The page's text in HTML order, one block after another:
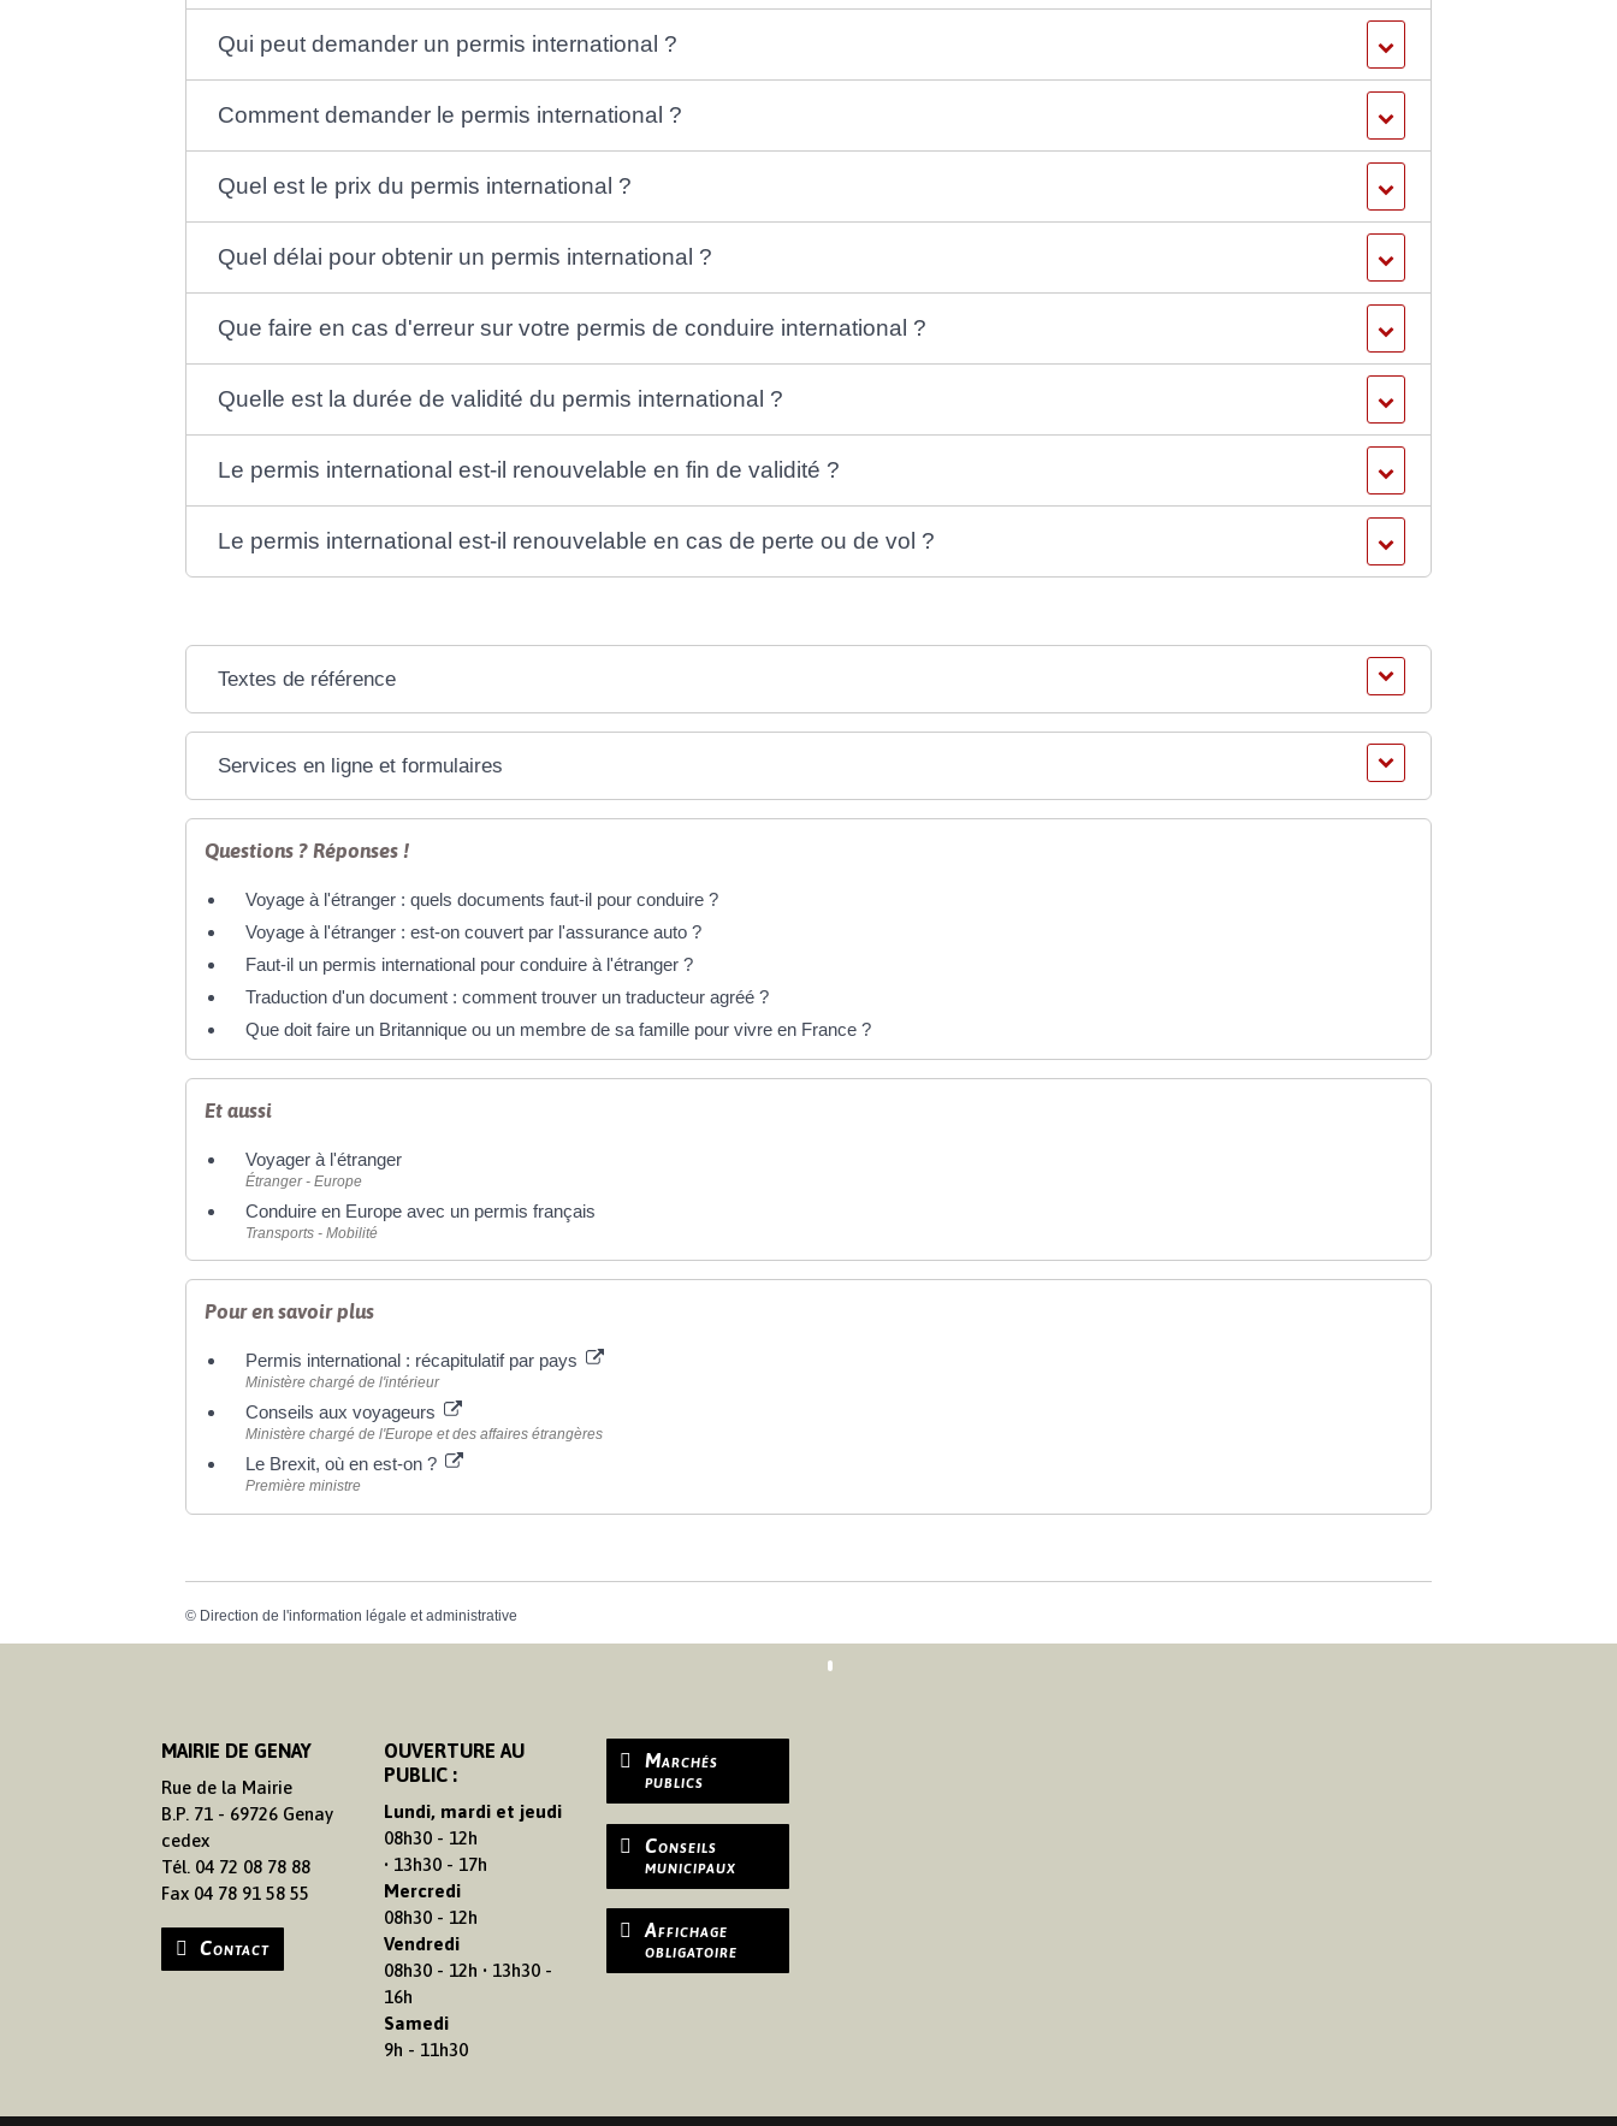
Qui peut demander un permis international ?
Comment demander le permis international ?
Quel est le prix du permis international ?
Quel délai pour obtenir un permis international ?
Que faire en cas d'erreur sur votre permis de conduire international ?
Quelle est la durée de validité du permis international ?
Le permis international est-il renouvelable en fin de validité ?
Le permis international est-il renouvelable en cas de perte ou de vol ?
Textes de référence
Services en ligne et formulaires
Questions ? Réponses !
Voyage à l'étranger : quels documents faut-il pour conduire ?
Voyage à l'étranger : est-on couvert par l'assurance auto ?
Faut-il un permis international pour conduire à l'étranger ?
Traduction d'un document : comment trouver un traducteur agréé ?
Que doit faire un Britannique ou un membre de sa famille pour vivre en France ?
Et aussi
Voyager à l'étranger
Étranger - Europe
Conduire en Europe avec un permis français
Transports - Mobilité
Pour en savoir plus
Permis international : récapitulatif par pays
Ministère chargé de l'intérieur
Conseils aux voyageurs
Ministère chargé de l'Europe et des affaires étrangères
Le Brexit, où en est-on ?
Première ministre
© Direction de l'information légale et administrative
MAIRIE DE GENAY
Rue de la Mairie
B.P. 71 - 69726 Genay
cedex
Tél. 04 72 08 78 88
Fax 04 78 91 58 55
Contact
OUVERTURE AU
PUBLIC :
Lundi, mardi et jeudi
08h30 - 12h
• 13h30 - 17h
Mercredi
08h30 - 12h
Vendredi
08h30 - 12h • 13h30 -
16h
Samedi
9h - 11h30
Marchés
publics
Conseils
municipaux
Affichage
obligatoire